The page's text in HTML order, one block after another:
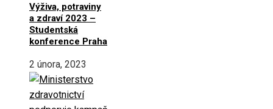
Výživa, potraviny
a zdraví 2023 –
Studentská
konference Praha
2 února, 2023